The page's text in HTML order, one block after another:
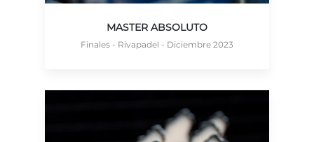
MASTER ABSOLUTO
Finales - Rivapadel - Diciembre 2023